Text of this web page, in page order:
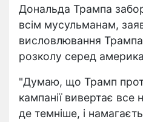
Дональда Трампа
всім мусульманам,
висловлювання
розколу серед
"Думаю, що Трамп
кампанії вивертає все
де темніше, і